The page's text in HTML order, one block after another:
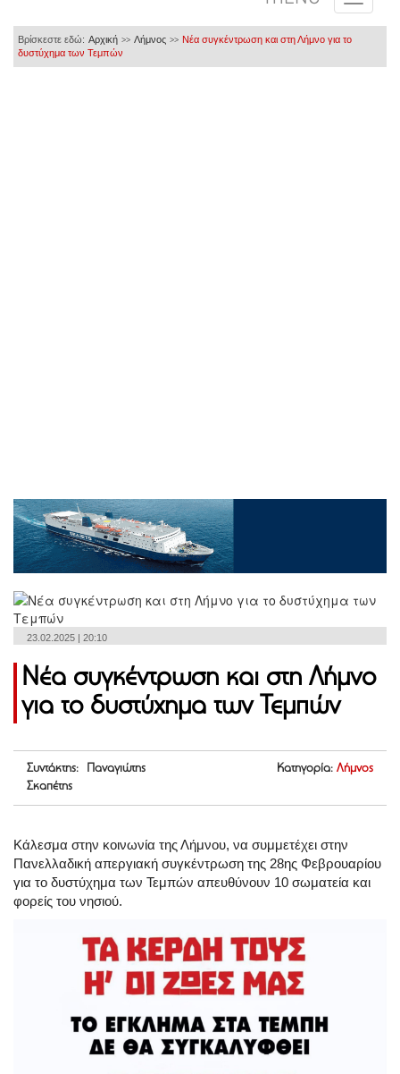
Βρίσκεστε εδώ: Αρχική >> Λήμνος >> Νέα συγκέντρωση και στη Λήμνο για το
δυστύχημα των Τεμπών
23.02.2025 | 20:10
Νέα συγκέντρωση και στη Λήμνο
για το δυστύχημα των Τεμπών
Συντάκτης: Παναγιώτης
Σκαπέτης
Κατηγορία: Λήμνος
Κάλεσμα στην κοινωνία της Λήμνου, να συμμετέχει στην
Πανελλαδική απεργιακή συγκέντρωση της 28ης Φεβρουαρίου
για το δυστύχημα των Τεμπών απευθύνουν 10 σωματεία και
φορείς του νησιού.